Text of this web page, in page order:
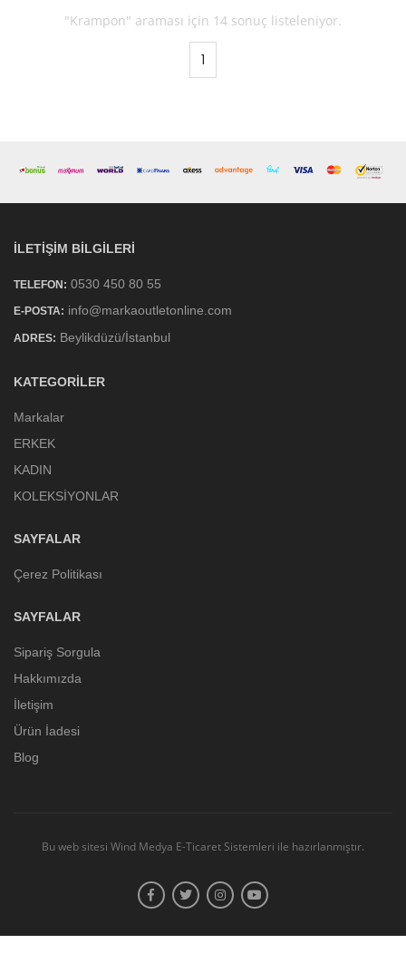
"Krampon" araması için 14 sonuç listeleniyor.
1
İLETIŞIM BILGILERI
TELEFON: 0530 450 80 55
E-POSTA: info@markaoutletonline.com
ADRES: Beylikdüzü/İstanbul
KATEGORILER
Markalar
ERKEK
KADIN
KOLEKSİYONLAR
SAYFALAR
Çerez Politikası
SAYFALAR
Sipariş Sorgula
Hakkımızda
İletişim
Ürün İadesi
Blog
Bu web sitesi Wind Medya E-Ticaret Sistemleri ile hazırlanmıştır.